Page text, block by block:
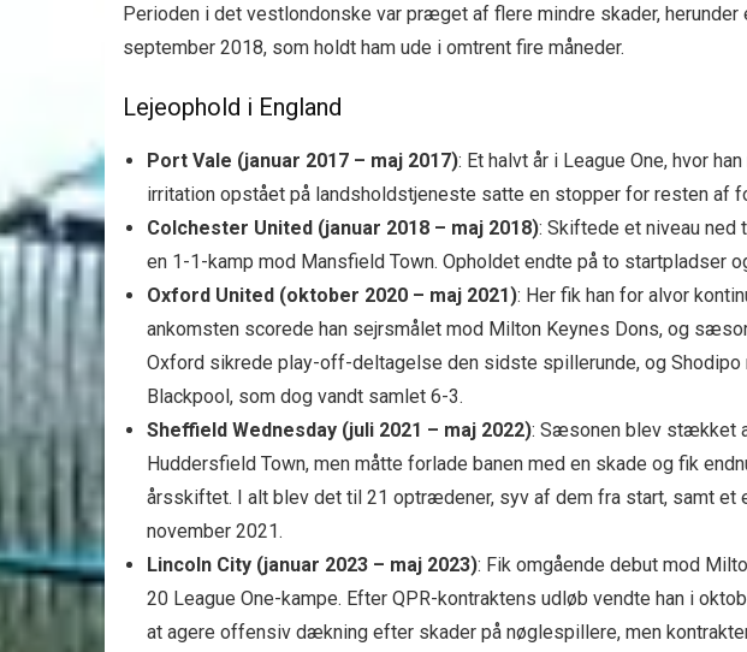
Perioden i det vestlondonske var præget af flere mindre skader,
september 2018, som holdt ham ude i omtrent fire måneder.
Lejeophold i England
Port Vale (januar 2017 – maj 2017): Et halvt år i League One, hvor
irritation opstået på landsholdstjeneste satte en stopper for resten af
Colchester United (januar 2018 – maj 2018): Skiftede et niveau ned
en 1-1-kamp mod Mansfield Town. Opholdet endte på to startpladser
Oxford United (oktober 2020 – maj 2021): Her fik han for alvor
ankomsten scorede han sejrsmålet mod Milton Keynes Dons, og
Oxford sikrede play-off-deltagelse den sidste spillerunde, og
Blackpool, som dog vandt samlet 6-3.
Sheffield Wednesday (juli 2021 – maj 2022): Sæsonen blev stækket
Huddersfield Town, men måtte forlade banen med en skade og fik
årsskiftet. I alt blev det til 21 optrædener, syv af dem fra start, samt et
november 2021.
Lincoln City (januar 2023 – maj 2023): Fik omgående debut mod
20 League One-kampe. Efter QPR-kontraktens udløb vendte han i
at agere offensiv dækning efter skader på nøglespillere, men